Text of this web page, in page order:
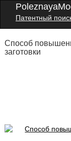
Патентный
Способ
заготовки